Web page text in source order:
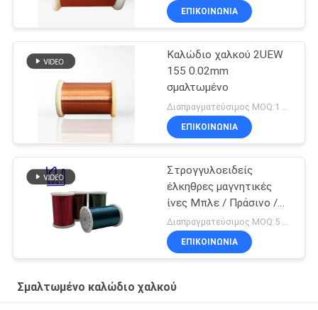
ΕΠΙΚΟΙΝΩΝΙΑ
Καλώδιο χαλκού 2UEW
155 0.02mm
σμαλτωμένο
ΕΠΙΚΟΙΝΩΝΙΑ
Στρογγυλοειδείς
έλκηθρες μαγνητικές
ίνες Μπλε / Πράσινο /
Κόκκινο / Καφέ χρώμα Διαπραγματεύσιμος MOQ:5 κιλά
ΕΠΙΚΟΙΝΩΝΙΑ
Σμαλτωμένο καλώδιο χαλκού